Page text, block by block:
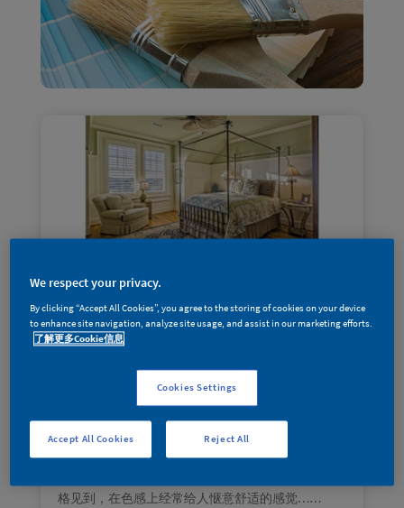
专业「涂」库 | 墙面配色怎么选
2022年6 月|
人一生三分之一的时间，几乎都是在家中卧室度
过。卧室的温馨舒适和配色就显得尤为重要。
搭配，统一整个空间。跚瑚钟绿作为墙面占比最大
的颜色让整个房间生机盎然，灵动清新。在配色
格见到，在色感上经常给人惬意舒适的感觉……
We respect your privacy.
By clicking “Accept All Cookies”, you agree to the storing of cookies on your device
to enhance site navigation, analyze site usage, and assist in our marketing efforts.
了解更多Cookie信息
Cookies Settings
Reject All
Accept All Cookies